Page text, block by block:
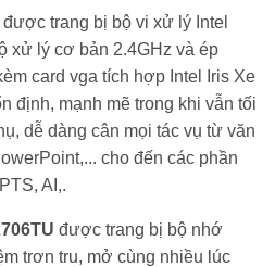
được trang bị bộ vi xử lý Intel
xử lý cơ bản 2.4GHz và ép
card vga tích hợp Intel Iris Xe
định, mạnh mẽ trong khi vẫn tối
dễ dàng cân mọi tác vụ từ văn
cho đến các phần
AI,.
được trang bị bộ nhớ
trơn tru, mở cùng nhiều lúc